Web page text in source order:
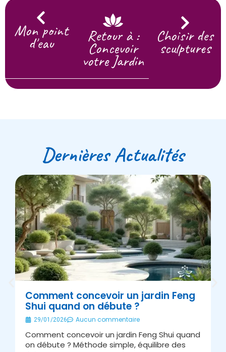
Mon point
d'eau Retour à :
Concevoir
votre Jardin
Choisir des
sculptures
Dernières Actualités
Comment concevoir un jardin Feng
Shui quand on débute ?
29/01/2026 Aucun commentaire
Comment concevoir un jardin Feng Shui quand
on débute ? Méthode simple, équilibre des